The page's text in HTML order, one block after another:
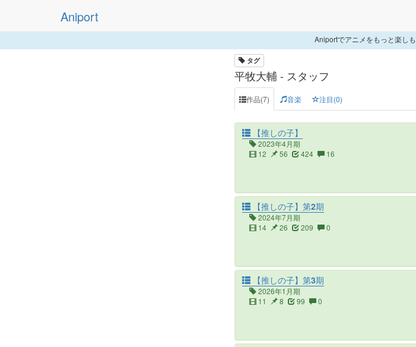
Aniport
Aniportでアニメをもっと楽しも
タグ
平牧大輔 - スタッフ
作品(7) 音楽 注目(0)
【推しの子】
2023年4月期
12
56 424 16
【推しの子】第2期
2024年7月期
14
26 209 0
【推しの子】第3期
2026年1月期
11
8 99 0